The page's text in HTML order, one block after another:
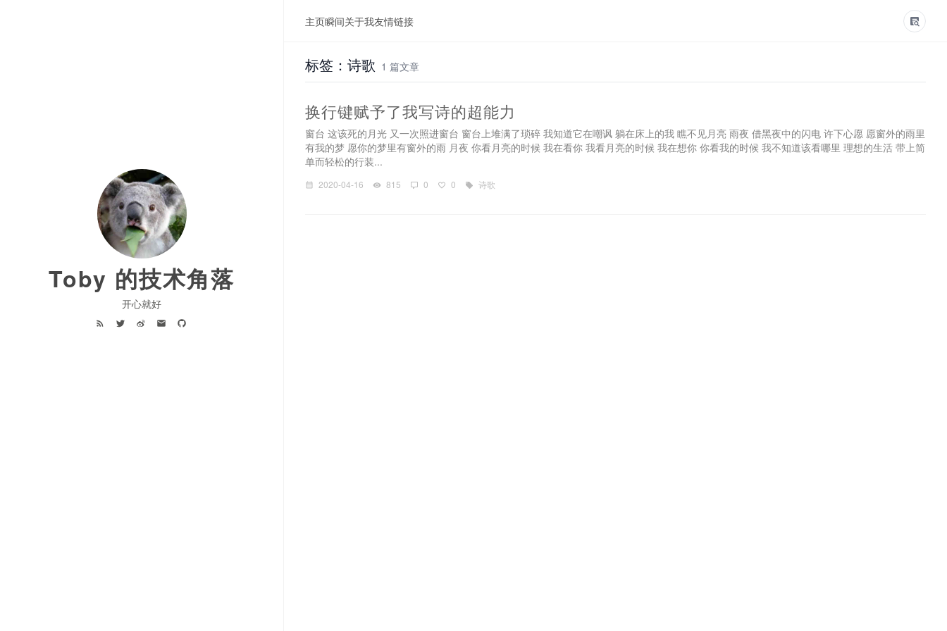
Toby 的技术角落
开心就好
主页瞬间关于我友情链接
标签：诗歌 1 篇文章
换行键赋予了我写诗的超能力
窗台 这该死的月光 又一次照进窗台 窗台上堆满了琐碎 我知道它在嘲讽 躺在床上的我 瞧不见月亮 雨夜 借黑夜中的闪电 许下心愿 愿窗外的雨里
有我的梦 愿你的梦里有窗外的雨 月夜 你看月亮的时候 我在看你 我看月亮的时候 我在想你 你看我的时候 我不知道该看哪里 理想的生活 带上简
单而轻松的行装...
2020-04-16 815 0 0 诗歌